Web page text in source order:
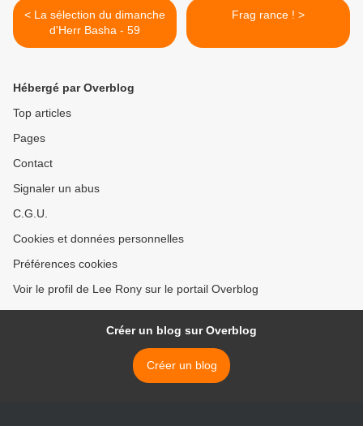
< La sélection du dimanche
d'Herr Basha - 59
Frag rance ! >
Hébergé par Overblog
Top articles
Pages
Contact
Signaler un abus
C.G.U.
Cookies et données personnelles
Préférences cookies
Voir le profil de Lee Rony sur le portail Overblog
Créer un blog sur Overblog
Créer un blog